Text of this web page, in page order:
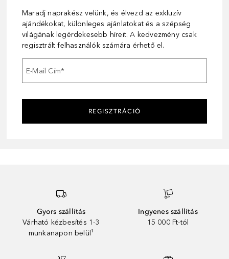
Maradj naprakész velünk, és élvezd az exkluzív
ajándékokat, különleges ajánlatokat és a szépség
világának legérdekesebb híreit. A kedvezmény csak
regisztrált felhasználók számára érhető el.
E-Mail Cím*
REGISZTRÁCIÓ
Gyors szállítás
Várható kézbesítés 1-3
munkanapon belül¹
Ingyenes szállítás
15 000 Ft-tól